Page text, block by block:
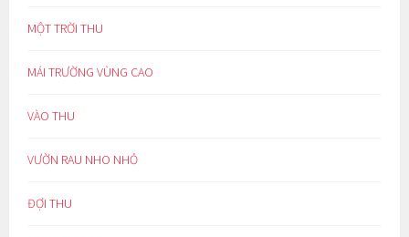
MỘT TRỜI THU
MÁI TRƯỜNG VÙNG CAO
VÀO THU
VƯỜN RAU NHO NHỎ
ĐỢI THU